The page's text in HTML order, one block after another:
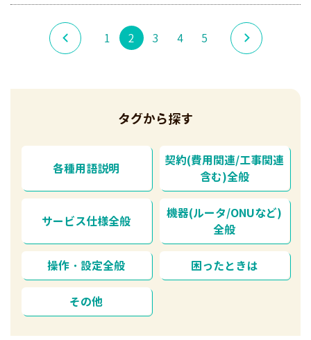
1 2 3 4 5
タグから探す
各種用語説明
契約(費用関連/工事関連
含む)全般
サービス仕様全般
機器(ルータ/ONUなど)
全般
操作・設定全般 困ったときは
その他